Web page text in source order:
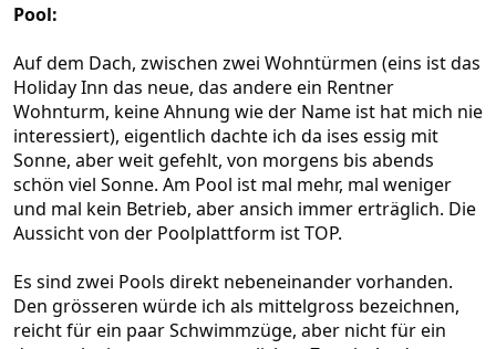
Pool:
Auf dem Dach, zwischen zwei Wohntürmen (eins ist das
Holiday Inn das neue, das andere ein Rentner
Wohnturm, keine Ahnung wie der Name ist hat mich nie
interessiert), eigentlich dachte ich da ises essig mit
Sonne, aber weit gefehlt, von morgens bis abends
schön viel Sonne. Am Pool ist mal mehr, mal weniger
und mal kein Betrieb, aber ansich immer erträglich. Die
Aussicht von der Poolplattform ist TOP.
Es sind zwei Pools direkt nebeneinander vorhanden.
Den grösseren würde ich als mittelgross bezeichnen,
reicht für ein paar Schwimmzüge, aber nicht für ein